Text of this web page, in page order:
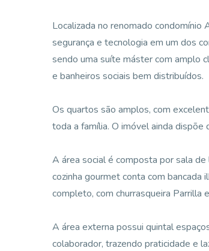
Localizada no renomado
segurança e tecnologia em um dos
sendo uma suíte máster com amplo
e banheiros sociais bem distribuídos.
Os quartos são amplos, com
toda a família. O imóvel ainda dispõe
A área social é composta por sala
cozinha gourmet conta com
completo, com churrasqueira Parrilla
A área externa possui quintal
colaborador, trazendo praticidade e